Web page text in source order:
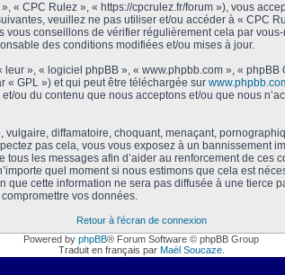
« CPC Rulez », « https://cpcrulez.fr/forum »), vous
veuillez ne pas utiliser et/ou accéder à « CPC
conseillons de vérifier régulièrement cela par
des conditions modifiées et/ou mises à jour.
», « logiciel phpBB », « www.phpbb.com », «
« GPL ») et qui peut être téléchargée sur
ou du contenu que nous acceptons et/ou que nous
diffamatoire, choquant, menaçant,
pas cela, vous vous exposez à un bannissement
les messages afin d’aider au renforcement de ces
quel moment si nous estimons que cela est
cette information ne sera pas diffusée à une tierce
vos données.
Retour à l’écran de connexion
Powered by phpBB® Forum Software © phpBB Group
Traduit en français par Maël Soucaze.